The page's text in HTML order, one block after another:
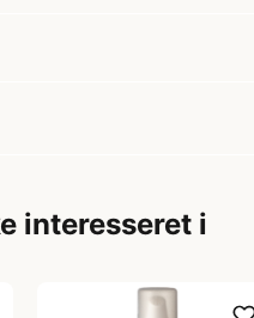
interesseret i